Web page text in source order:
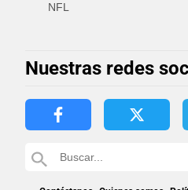
NFL
Nuestras redes